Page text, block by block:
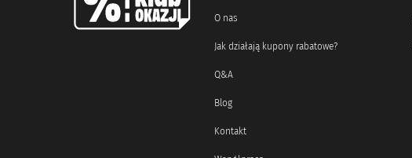
O nas
Jak działają kupony rabatowe?
Q&A
Blog
Kontakt